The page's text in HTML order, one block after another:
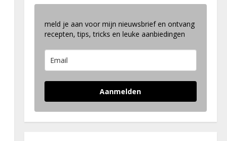
meld je aan voor mijn nieuwsbrief en ontvang
recepten, tips, tricks en leuke aanbiedingen
Aanmelden